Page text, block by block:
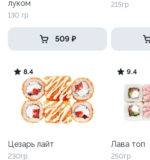
луком
130 гр
509 ₽
215гр
8.4
Цезарь лайт
230гр
9.4
Лава топ
250гр